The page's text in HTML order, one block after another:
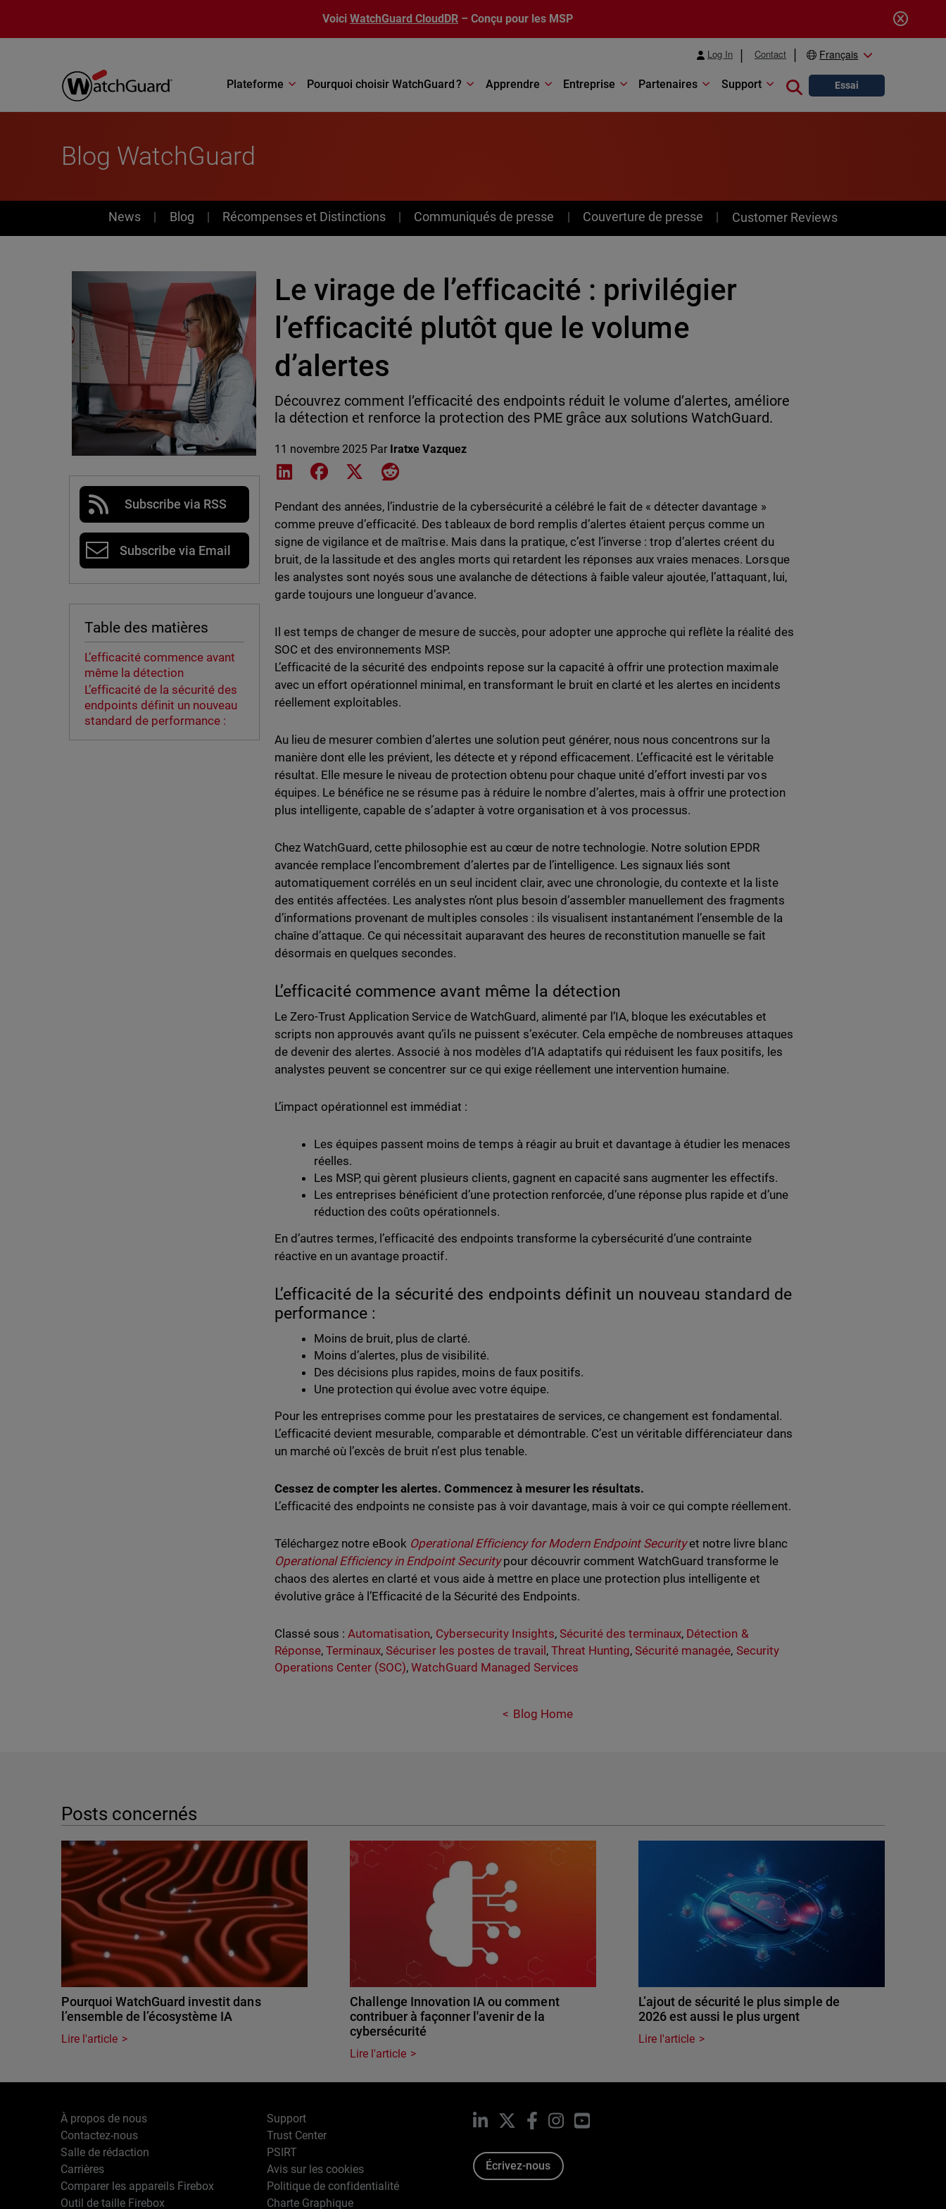
Voici WatchGuard CloudDR – Conçu pour les MSP
Log In Contact Français
Plateforme Pourquoi choisir WatchGuard ? Apprendre Entreprise Partenaires Support Close search
Essai
Blog WatchGuard
News
News Blog Récompenses et Distinctions Communiqués de presse Couverture de presse Customer Reviews
Subscribe via RSS
Subscribe via Email
Table des matières
L’efficacité commence avant
même la détection
L’efficacité de la sécurité des
endpoints définit un nouveau
standard de performance :
Le virage de l’efficacité : privilégier
l’efficacité plutôt que le volume
d’alertes
Découvrez comment l’efficacité des endpoints réduit le volume d’alertes, améliore
la détection et renforce la protection des PME grâce aux solutions WatchGuard.
11 novembre 2025 Par Iratxe Vazquez
Share on LinkedIn
Share on Facebook
Share on XShare on Reddit
Pendant des années, l’industrie de la cybersécurité a célébré le fait de « détecter davantage »
comme preuve d’efficacité. Des tableaux de bord remplis d’alertes étaient perçus comme un
signe de vigilance et de maîtrise. Mais dans la pratique, c’est l’inverse : trop d’alertes créent du
bruit, de la lassitude et des angles morts qui retardent les réponses aux vraies menaces. Lorsque
les analystes sont noyés sous une avalanche de détections à faible valeur ajoutée, l’attaquant, lui,
garde toujours une longueur d’avance.
Il est temps de changer de mesure de succès, pour adopter une approche qui reflète la réalité des
SOC et des environnements MSP.
L’efficacité de la sécurité des endpoints repose sur la capacité à offrir une protection maximale
avec un effort opérationnel minimal, en transformant le bruit en clarté et les alertes en incidents
réellement exploitables.
Au lieu de mesurer combien d’alertes une solution peut générer, nous nous concentrons sur la
manière dont elle les prévient, les détecte et y répond efficacement. L’efficacité est le véritable
résultat. Elle mesure le niveau de protection obtenu pour chaque unité d’effort investi par vos
équipes. Le bénéfice ne se résume pas à réduire le nombre d’alertes, mais à offrir une protection
plus intelligente, capable de s’adapter à votre organisation et à vos processus.
Chez WatchGuard, cette philosophie est au cœur de notre technologie. Notre solution EPDR
avancée remplace l’encombrement d’alertes par de l’intelligence. Les signaux liés sont
automatiquement corrélés en un seul incident clair, avec une chronologie, du contexte et la liste
des entités affectées. Les analystes n’ont plus besoin d’assembler manuellement des fragments
d’informations provenant de multiples consoles : ils visualisent instantanément l’ensemble de la
chaîne d’attaque. Ce qui nécessitait auparavant des heures de reconstitution manuelle se fait
désormais en quelques secondes.
L’efficacité commence avant même la détection
Le Zero-Trust Application Service de WatchGuard, alimenté par l’IA, bloque les exécutables et
scripts non approuvés avant qu’ils ne puissent s’exécuter. Cela empêche de nombreuses attaques
de devenir des alertes. Associé à nos modèles d’IA adaptatifs qui réduisent les faux positifs, les
analystes peuvent se concentrer sur ce qui exige réellement une intervention humaine.
L’impact opérationnel est immédiat :
Les équipes passent moins de temps à réagir au bruit et davantage à étudier les menaces
réelles.
Les MSP, qui gèrent plusieurs clients, gagnent en capacité sans augmenter les effectifs.
Les entreprises bénéficient d’une protection renforcée, d’une réponse plus rapide et d’une
réduction des coûts opérationnels.
En d’autres termes, l’efficacité des endpoints transforme la cybersécurité d’une contrainte
réactive en un avantage proactif.
L’efficacité de la sécurité des endpoints définit un nouveau standard de
performance :
Moins de bruit, plus de clarté.
Moins d’alertes, plus de visibilité.
Des décisions plus rapides, moins de faux positifs.
Une protection qui évolue avec votre équipe.
Pour les entreprises comme pour les prestataires de services, ce changement est fondamental.
L’efficacité devient mesurable, comparable et démontrable. C’est un véritable différenciateur dans
un marché où l’excès de bruit n’est plus tenable.
Cessez de compter les alertes. Commencez à mesurer les résultats.
L’efficacité des endpoints ne consiste pas à voir davantage, mais à voir ce qui compte réellement.
Téléchargez notre eBook Operational Efficiency for Modern Endpoint Securityet notre livre blanc
Operational Efficiency in Endpoint Securitypour découvrir comment WatchGuard transforme le
chaos des alertes en clarté et vous aide à mettre en place une protection plus intelligente et
évolutive grâce à l’Efficacité de la Sécurité des Endpoints.
Classé sous : Automatisation, Cybersecurity Insights, Sécurité des terminaux, Détection &
Réponse,Terminaux,Sécuriser les postes de travail , Threat Hunting,Sécurité managée, Security
Operations Center (SOC),WatchGuard Managed Services
Blog Home
Posts concernés
Pourquoi WatchGuard investit dans
l’ensemble de l’écosystème IA
Lire l'article
Challenge Innovation IA ou comment
contribuer à façonner l'avenir de la
cybersécurité
Lire l'article
L’ajout de sécurité le plus simple de
2026 est aussi le plus urgent
Lire l'article
À propos de nous
Contactez-nous
Salle de rédaction
Carrières
Comparer les appareils Firebox
Outil de taille Firebox
Support
Trust Center
PSIRT
Avis sur les cookies
Politique de confidentialité
Charte Graphique
LinkedIn Facebook
InstagramYouTube
Écrivez-nous